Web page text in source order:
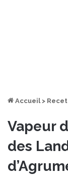
Accueil >
Vapeur
des